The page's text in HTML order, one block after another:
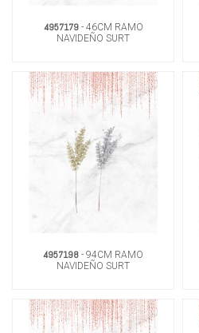
4957179- 46CM RAMO
NAVIDEÑO SURT
4957198 - 94CM RAMO
NAVIDEÑO SURT